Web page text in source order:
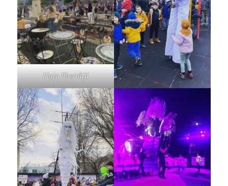
Piața libertății